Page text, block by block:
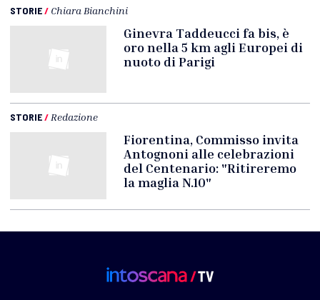
STORIE/ Chiara Bianchini
Ginevra Taddeucci fa bis, è
oro nella 5 km agli Europei di
nuoto di Parigi
STORIE/ Redazione
Fiorentina, Commisso invita
Antognoni alle celebrazioni
del Centenario: "Ritireremo
la maglia N.10"